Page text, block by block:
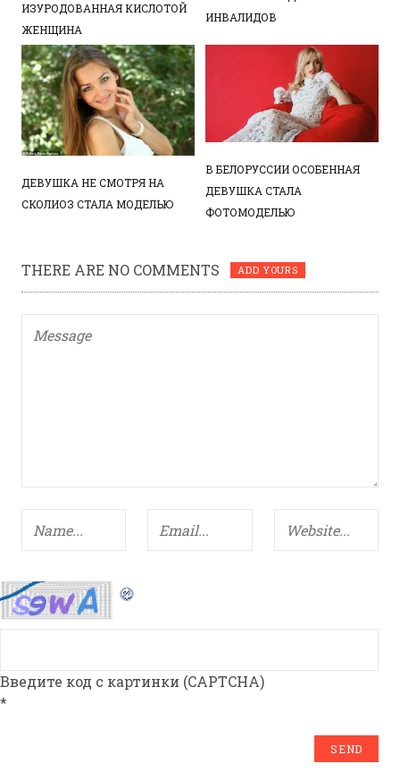
ИЗУРОДОВАННАЯ КИСЛОТОЙ
ЖЕНЩИНА
ИНВАЛИДОВ
ДЕВУШКА НЕ СМОТРЯ НА
СКОЛИОЗ СТАЛА МОДЕЛЬЮ
В БЕЛОРУССИИ ОСОБЕННАЯ
ДЕВУШКА СТАЛА
ФОТОМОДЕЛЬЮ
THERE ARE NO COMMENTS ADD YOURS
Введите код с картинки (CAPTCHA)
*